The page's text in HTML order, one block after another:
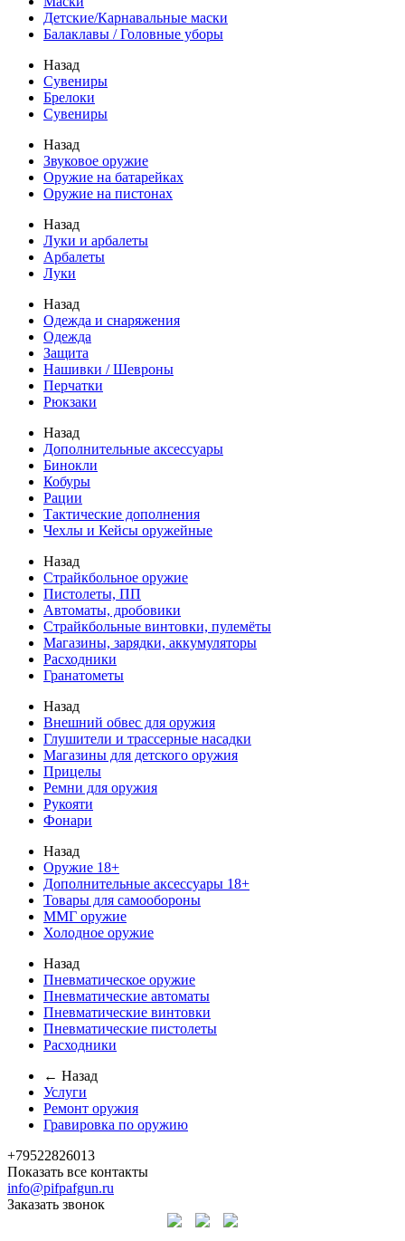
Детские/Карнавальные маски
Балаклавы / Головные уборы
Назад
Сувениры
Брелоки
Сувениры
Назад
Звуковое оружие
Оружие на батарейках
Оружие на пистонах
Назад
Луки и арбалеты
Арбалеты
Луки
Назад
Одежда и снаряжения
Одежда
Защита
Нашивки / Шевроны
Перчатки
Рюкзаки
Назад
Дополнительные аксессуары
Бинокли
Кобуры
Рации
Тактические дополнения
Чехлы и Кейсы оружейные
Назад
Страйкбольное оружие
Пистолеты, ПП
Автоматы, дробовики
Страйкбольные винтовки, пулемёты
Магазины, зарядки, аккумуляторы
Расходники
Гранатометы
Назад
Внешний обвес для оружия
Глушители и трассерные насадки
Магазины для детского оружия
Прицелы
Ремни для оружия
Рукояти
Фонари
Назад
Оружие 18+
Дополнительные аксессуары 18+
Товары для самообороны
ММГ оружие
Холодное оружие
Назад
Пневматическое оружие
Пневматические автоматы
Пневматические винтовки
Пневматические пистолеты
Расходники
← Назад
Услуги
Ремонт оружия
Гравировка по оружию
+79522826013
Показать все контакты
info@pifpafgun.ru
Заказать звонок